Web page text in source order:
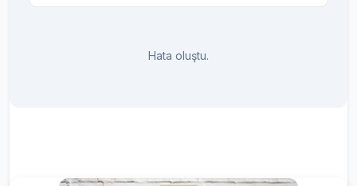
Hata oluştu.